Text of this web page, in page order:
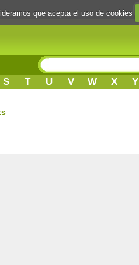
S T U V W X Y
que acepta el uso de cookies